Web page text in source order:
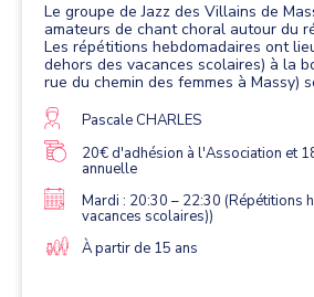
Le groupe de Jazz des Villains de
amateurs de chant choral autour du
Les répétitions hebdomadaires ont
dehors des vacances scolaires) à la
rue du chemin des femmes à Massy)
(femmes et hommes) et organise des
dans les communes voisines
sur Yvette). Le répertoire est composé de standards du
jazz (Mr Sandman, Fly me to the
et des styles connexes : blues, rock,
groupe accueille les amateurs de
d'âge et sans expérience ni audition
Pascale CHARLES
20€ d'adhésion à l'Association et
annuelle
Mardi : 20:30 – 22:30 (Répétitions
vacances scolaires))
À partir de 15 ans